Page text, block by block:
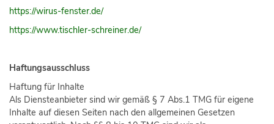
https://wirus-fenster.de/
https://www.tischler-schreiner.de/
Haftungsausschluss
Haftung für Inhalte
Als Diensteanbieter sind wir gemäß § 7 Abs.1 TMG für eigene
Inhalte auf diesen Seiten nach den allgemeinen Gesetzen